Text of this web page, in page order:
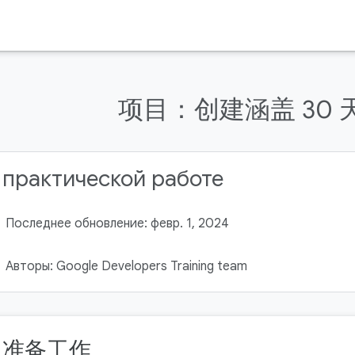
项目：创建涵盖 30
работе
Последнее обновление: февр. 1, 2024
Авторы: Google Developers Training team